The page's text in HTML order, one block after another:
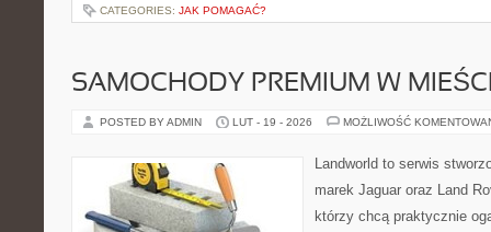
CATEGORIES: JAK POMAGAĆ?
SAMOCHODY PREMIUM W
POSTED BY ADMIN LUT - 19 - 2026 MOŻLIWOŚĆ
Landworld to serwis
marek Jaguar oraz Land
którzy chcą praktycznie